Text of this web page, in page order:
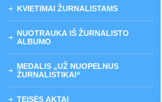
KVIETIMAI ŽURNALISTAMS
NUOTRAUKA IŠ ŽURNALISTO
ALBUMO
MEDALIS „UŽ NUOPELNUS
ŽURNALISTIKAI“
TEISĖS AKTAI